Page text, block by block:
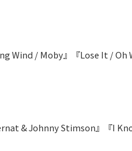
Wind / Moby』『Lose It /
& Johnny Stimson』『I